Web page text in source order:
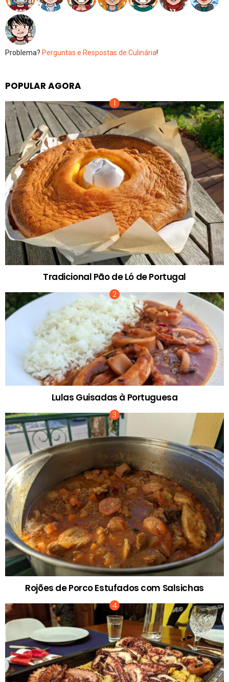
Problema? Perguntas e Respostas de Culinária!
POPULAR AGORA
Tradicional Pão de Ló de Portugal
Lulas Guisadas à Portuguesa
Rojões de Porco Estufados com Salsichas